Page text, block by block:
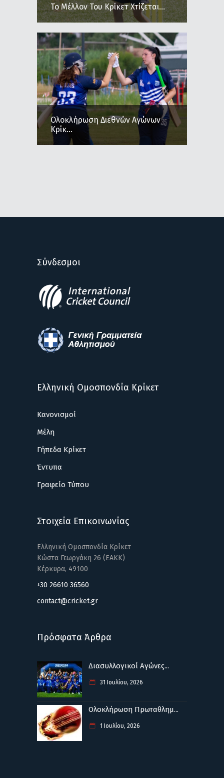
Το Μέλλον Του Κρίκετ Χτίζεται...
Ολοκλήρωση Διεθνών Αγώνων
Κρίκ...
Σύνδεσμοι
Ελληνική Ομοσπονδία Κρίκετ
Κανονισμοί
Μέλη
Γήπεδα Κρίκετ
Έντυπα
Γραφείο Τύπου
Στοιχεία Επικοινωνίας
Ελληνική Ομοσπονδία Κρίκετ
Κώστα Γεωργάκη 26 (ΕΑΚΚ)
Κέρκυρα, 49100
+30 26610 36560
contact@cricket.gr
Πρόσφατα Άρθρα
Διασυλλογικοί Αγώνες...
31 Ιουλίου, 2026
Ολοκλήρωση Πρωταθλημ...
1 Ιουλίου, 2026